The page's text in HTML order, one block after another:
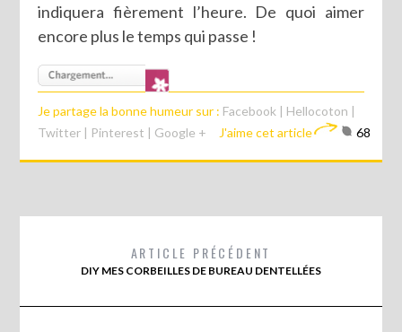
indiquera fièrement l’heure. De quoi aimer
encore plus le temps qui passe !
Je partage la bonne humeur sur : Facebook | Hellocoton |
Twitter | Pinterest | Google + J'aime cet article 68
ARTICLE PRÉCÉDENT
DIY MES CORBEILLES DE BUREAU DENTELLÉES